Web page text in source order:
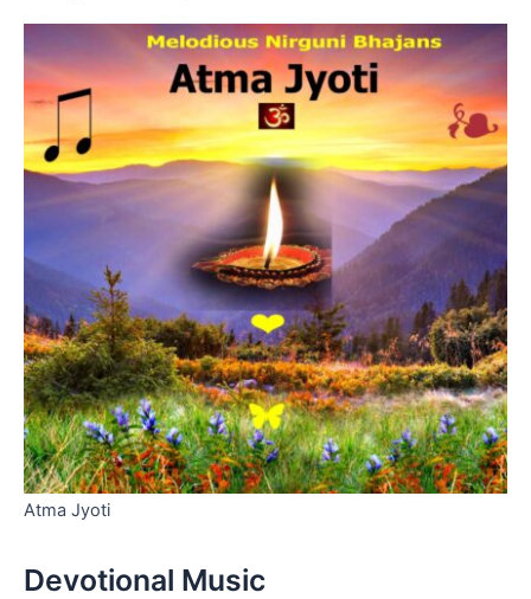
Atma Jyoti
Devotional Music